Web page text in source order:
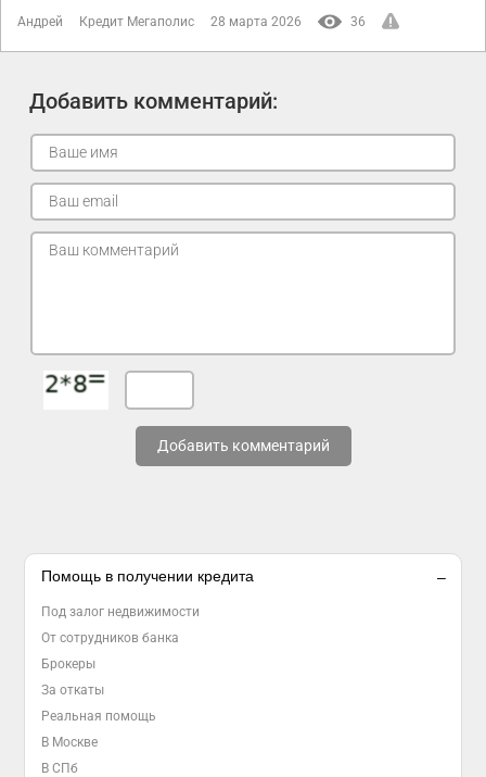
Андрей Кредит Мегаполис 28 марта 2026 36
Добавить комментарий:
Добавить комментарий
Помощь в получении кредита
Под залог недвижимости
От сотрудников банка
Брокеры
За откаты
Реальная помощь
В Москве
В СПб